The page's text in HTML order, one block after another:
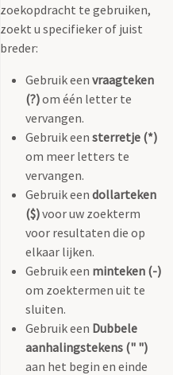
zoekopdracht te gebruiken,
zoekt u specifieker of juist
breder:
Gebruik een vraagteken
(?)om één letter te
vervangen.
Gebruik een sterretje (*)
om meer letters te
vervangen.
Gebruik een dollarteken
($)voor uw zoekterm
voor resultaten die op
elkaar lijken.
Gebruik een minteken (-)
om zoektermen uit te
sluiten.
Gebruik een Dubbele
aanhalingstekens (" ")
aan het begin en einde